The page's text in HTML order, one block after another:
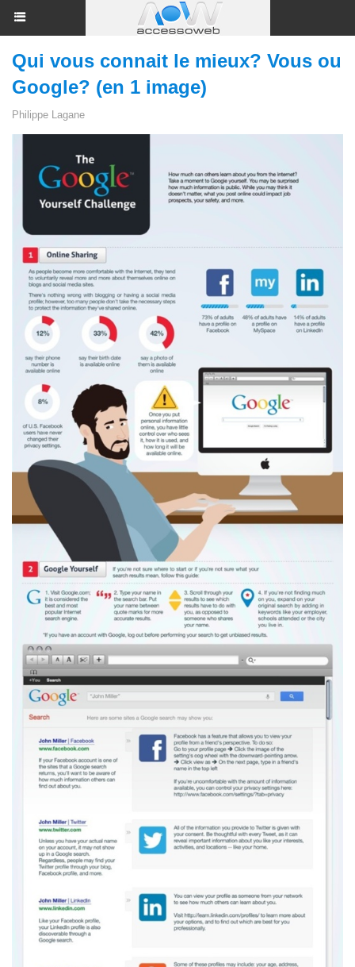
Qui vous connait le mieux? Vous ou
Google? (en 1 image)
Philippe Lagane